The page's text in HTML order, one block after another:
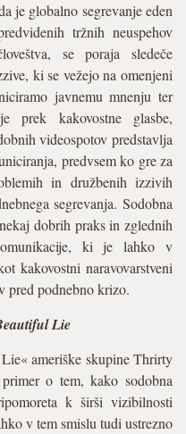
je globalno segrevanje eden
tržnih neuspehov
se poraja sledeče
ki se vežejo na omenjeni
javnemu mnenju ter
prek kakovostne glasbe,
videospotov predstavlja
predvsem ko gre za
in družbenih izzivih
segrevanja. Sodobna
dobrih praks in zglednih
ki je lahko v
kakovostni naravovarstveni
pred podnebno krizo.
Lie
ameriške skupine Thrirty
o tem, kako sodobna
k širši vizibilnosti
v tem smislu tudi ustrezno